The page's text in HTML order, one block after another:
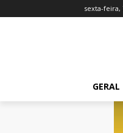
sexta-feira,
GERAL